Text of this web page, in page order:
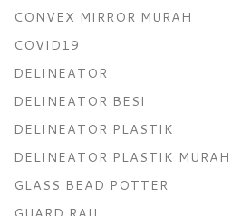
CONVEX MIRROR MURAH
COVID19
DELINEATOR
DELINEATOR BESI
DELINEATOR PLASTIK
DELINEATOR PLASTIK MURAH
GLASS BEAD POTTER